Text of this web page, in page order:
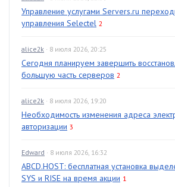
Управление услугами Servers.ru
управления Selectel 2
alice2k · 8 июля 2026, 20:25
Сегодня планируем завершить
большую часть серверов 2
alice2k · 8 июля 2026, 19:20
Необходимость изменения адреса
авторизации 3
Edward · 8 июля 2026, 16:32
ABCD.HOST: бесплатная установка
SYS и RISE на время акции 1